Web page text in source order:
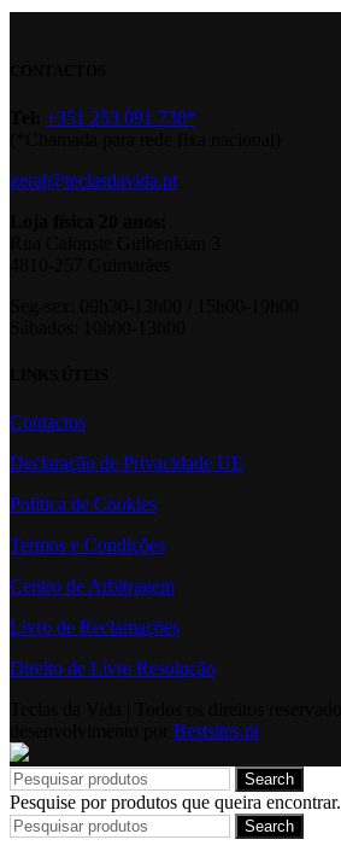
+351 253 091 730*
geral@teclasdavida.pt
Contactos
Declaração de Privacidade UE
Política de Cookies
Termos e Condições
Centro de Arbitragem
Livro de Reclamações
Direito de Livre Resolução
Bestsites.pt
Search
Pesquise por produtos que queira encontrar.
Search